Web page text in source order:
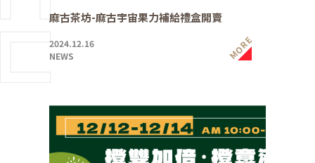
麻古茶坊-麻古宇宙果力補給禮盒開賣
2024.12.16
NEWS
MORE